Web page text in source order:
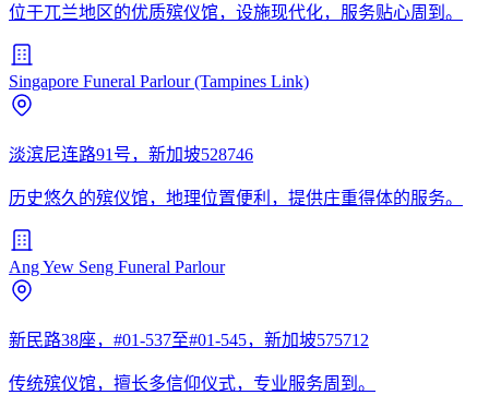
位于兀兰地区的优质殡仪馆，设施现代化，服务贴心周到。
Singapore Funeral Parlour (Tampines Link)
淡滨尼连路91号，新加坡528746
历史悠久的殡仪馆，地理位置便利，提供庄重得体的服务。
Ang Yew Seng Funeral Parlour
新民路38座，#01-537至#01-545，新加坡575712
传统殡仪馆，擅长多信仰仪式，专业服务周到。